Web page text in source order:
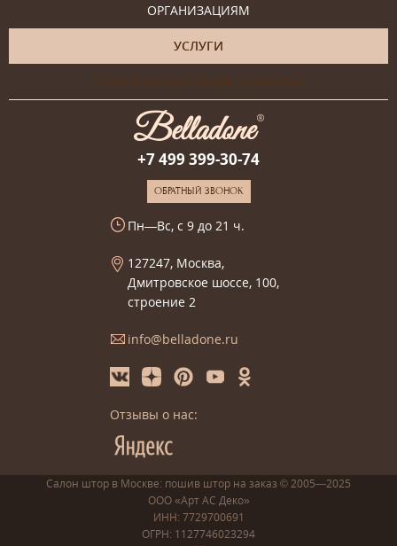
ОРГАНИЗАЦИЯМ
УСЛУГИ
Онлайн-консультация дизайнера
+7 499 399-30-74
ОБРАТНЫЙ ЗВОНОК
Пн—Вс, с 9 до 21 ч.
127247, Москва,
Дмитровское шоссе, 100,
строение 2
info@belladone.ru
Отзывы о нас:
Салон штор в Москве: пошив штор на заказ © 2005—2025
ООО «Арт АС Деко»
ИНН: 7729700691
ОГРН: 1127746023294